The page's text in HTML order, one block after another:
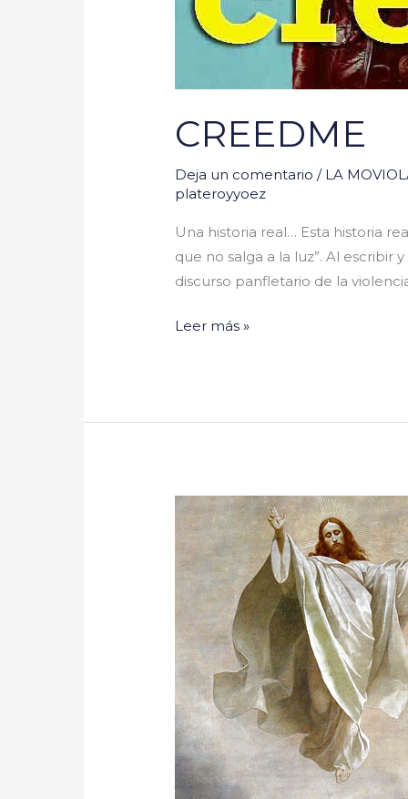
CREEDME
Deja un comentario / LA
plateroyyoez
Una historia real… Esta historia
que no salga a la luz”. Al escribir
discurso panfletario de la
Leer más »
REZANDO
UNIDOS
EN
LA
SOLEMNIDAD
DE
ASCENSIÓN.